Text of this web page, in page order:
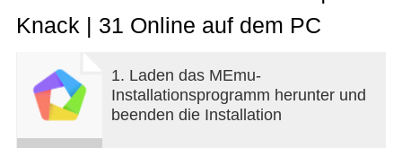
Knack | 31 Online auf dem PC
1. Laden das MEmu-
Installationsprogramm herunter und
beenden die Installation